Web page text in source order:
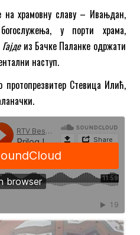
на храмовну славу – Ивањдан,
у порти храма,
Гајдеиз Бачке Паланке одржати
наступ.
протопрезвитер Стевица Илић,